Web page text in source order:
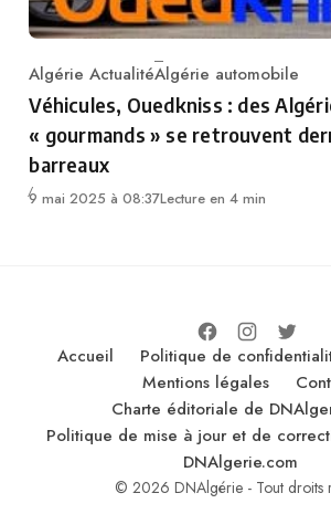
Category
Algérie ActualitéAlgérie automobile
Véhicules, Ouedkniss : des
« gourmands » se retrouvent
barreaux
9 mai 2025 à 08:37Lecture en 4 min
Accueil Politique de
Mentions légales
Charte éditoriale de
Politique de mise à jour et de
DNAlgerie.com
© 2026 DNAlgérie - Tout droits